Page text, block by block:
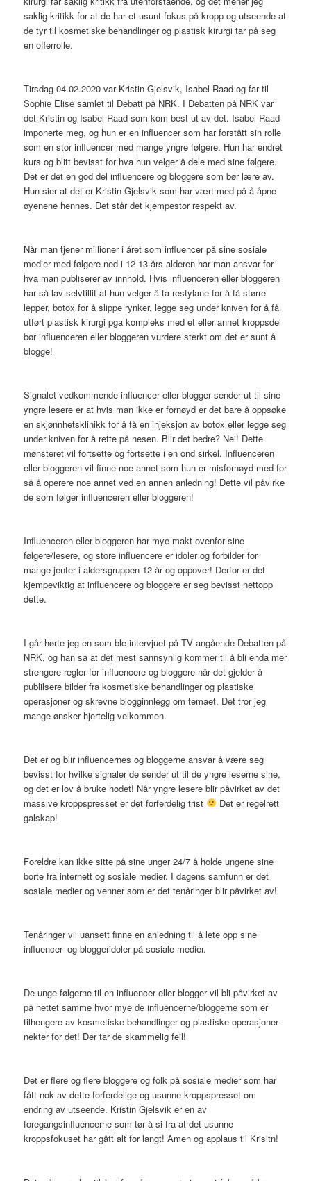
saklig kritikk for at de har et usunt fokus på kropp og utseende at
de tyr til kosmetiske behandlinger og plastisk kirurgi tar på seg
en offerrolle.
Tirsdag 04.02.2020 var Kristin Gjelsvik, Isabel Raad og far til
Sophie Elise samlet til Debatt på NRK. I Debatten på NRK var
det Kristin og Isabel Raad som kom best ut av det. Isabel Raad
imponerte meg, og hun er en influencer som har forstått sin rolle
som en stor influencer med mange yngre følgere. Hun har endret
kurs og blitt bevisst for hva hun velger å dele med sine følgere.
Det er det en god del influencere og bloggere som bør lære av.
Hun sier at det er Kristin Gjelsvik som har vært med på å åpne
øyenene hennes. Det står det kjempestor respekt av.
Når man tjener millioner i året som influencer på sine sosiale
medier med følgere ned i 12-13 års alderen har man ansvar for
hva man publiserer av innhold. Hvis influenceren eller bloggeren
har så lav selvtillit at hun velger å ta restylane for å få større
lepper, botox for å slippe rynker, legge seg under kniven for å få
utført plastisk kirurgi pga kompleks med et eller annet kroppsdel
bør influenceren eller bloggeren vurdere sterkt om det er sunt å
blogge!
Signalet vedkommende influencer eller blogger sender ut til sine
yngre lesere er at hvis man ikke er fornøyd er det bare å oppsøke
en skjønnhetsklinikk for å få en injeksjon av botox eller legge seg
under kniven for å rette på nesen. Blir det bedre? Nei! Dette
mønsteret vil fortsette og fortsette i en ond sirkel. Influenceren
eller bloggeren vil finne noe annet som hun er misfornøyd med for
så å operere noe annet ved en annen anledning! Dette vil påvirke
de som følger influenceren eller bloggeren!
Influenceren eller bloggeren har mye makt ovenfor sine
følgere/lesere, og store influencere er idoler og forbilder for
mange jenter i aldersgruppen 12 år og oppover! Derfor er det
kjempeviktig at influencere og bloggere er seg bevisst nettopp
dette.
I går hørte jeg en som ble intervjuet på TV angående Debatten på
NRK, og han sa at det mest sannsynlig kommer til å bli enda mer
strengere regler for influencere og bloggere når det gjelder å
publilsere bilder fra kosmetiske behandlinger og plastiske
operasjoner og skrevne blogginnlegg om temaet. Det tror jeg
mange ønsker hjertelig velkommen.
Det er og blir influencernes og bloggerne ansvar å være seg
bevisst for hvilke signaler de sender ut til de yngre leserne sine,
og det er lov å bruke hodet! Når yngre lesere blir påvirket av det
massive kroppspresset er det forferdelig trist
Det er regelrett
galskap!
Foreldre kan ikke sitte på sine unger 24/7 å holde ungene sine
borte fra internett og sosiale medier. I dagens samfunn er det
sosiale medier og venner som er det tenåringer blir påvirket av!
Tenåringer vil uansett finne en anledning til å lete opp sine
influencer- og bloggeridoler på sosiale medier.
De unge følgerne til en influencer eller blogger vil bli påvirket av
på nettet samme hvor mye de influencerne/bloggerne som er
tilhengere av kosmetiske behandlinger og plastiske operasjoner
nekter for det! Der tar de skammelig feil!
Det er flere og flere bloggere og folk på sosiale medier som har
fått nok av dette forferdelige og usunne kroppspresset om
endring av utseende. Kristin Gjelsvik er en av
foregangsinfluencerne som tør å si fra at det usunne
kroppsfokuset har gått alt for langt! Amen og applaus til Krisitn!